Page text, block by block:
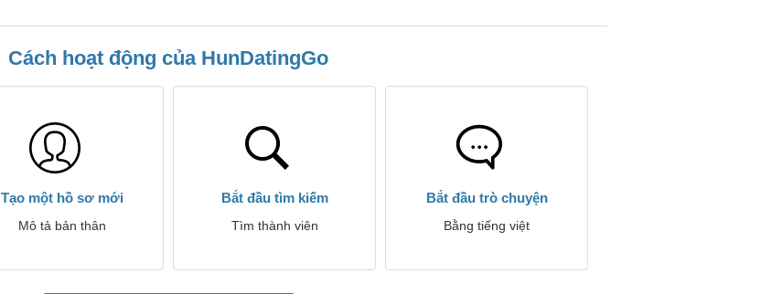
Cách hoạt động của HunDatingGo
Tạo một hồ sơ mới
Mô tả bản thân
Bắt đầu tìm kiếm
Tìm thành viên
Bắt đầu trò chuyện
Bằng tiếng việt